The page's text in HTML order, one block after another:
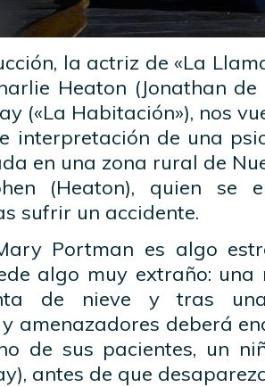
la actriz de «La
Heaton (Jonathan
(«La Habitación»), nos
interpretación de una
en una zona rural de
(Heaton), quien se
sufrir un accidente.
Portman es algo
algo muy extraño:
de nieve y tras
amenazadores deberá
de sus pacientes, un
antes de que